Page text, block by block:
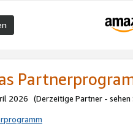
2026 (Derzeitige Partner - sehen